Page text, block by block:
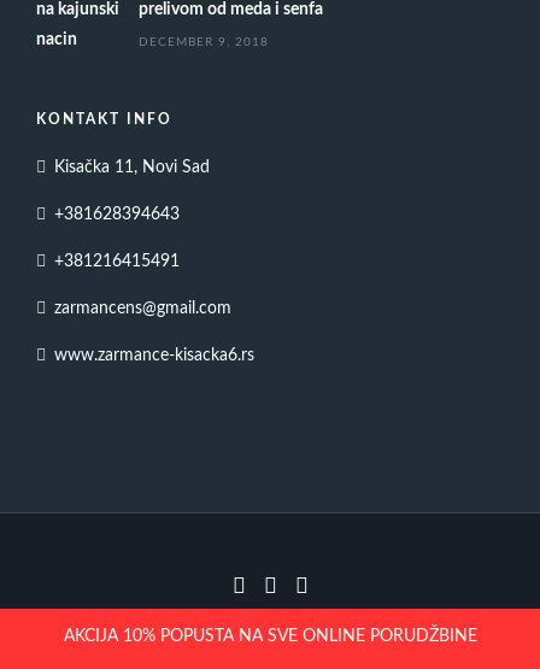
prelivom od meda i senfa
DECEMBER 9, 2018
KONTAKT INFO
Kisačka 11, Novi Sad
+381628394643
+381216415491
zarmancens@gmail.com
www.zarmance-kisacka6.rs
2023 | Žar Mance – Kisačka 11
AKCIJA 10% POPUSTA NA SVE ONLINE PORUDŽBINE